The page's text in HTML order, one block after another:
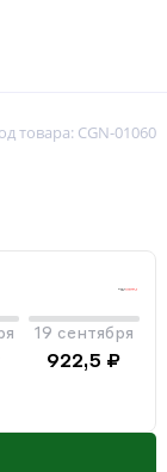
товара: CGN-01060
19 сентября
922,5 ₽